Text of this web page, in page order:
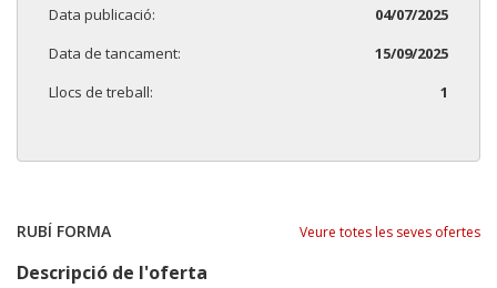
Data publicació:
04/07/2025
Data de tancament:
15/09/2025
Llocs de treball:
1
RUBÍ FORMA Veure totes les seves ofertes
Descripció de l'oferta